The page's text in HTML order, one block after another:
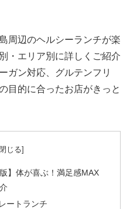
周辺のヘルシーランチが楽
・エリア別に詳しくご紹介
ガン対応、グルテンフリ
目的に合ったお店がきっと
】体が喜ぶ！満足感MAX
ートランチ